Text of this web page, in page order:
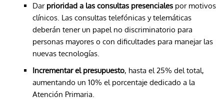
Dar prioridad a las consultas presenciales por motivos
clínicos. Las consultas telefónicas y telemáticas
deberán tener un papel no discriminatorio para
personas mayores o con dificultades para manejar las
nuevas tecnologías.
Incrementar el presupuesto, hasta el 25% del total,
aumentando un 10% el porcentaje dedicado a la
Atención Primaria.